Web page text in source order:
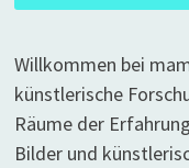
Willkommen bei
künstlerische
Räume der
Bilder und